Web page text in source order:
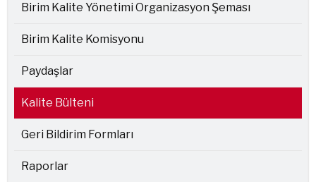
Birim Kalite Yönetimi Organizasyon Şeması
Birim Kalite Komisyonu
Paydaşlar
Kalite Bülteni
Geri Bildirim Formları
Raporlar